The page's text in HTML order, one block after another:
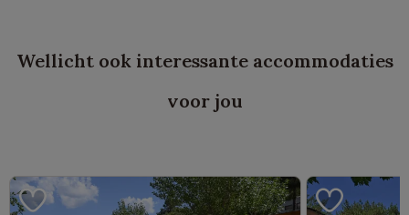
Wellicht ook interessante accommodaties
voor jou